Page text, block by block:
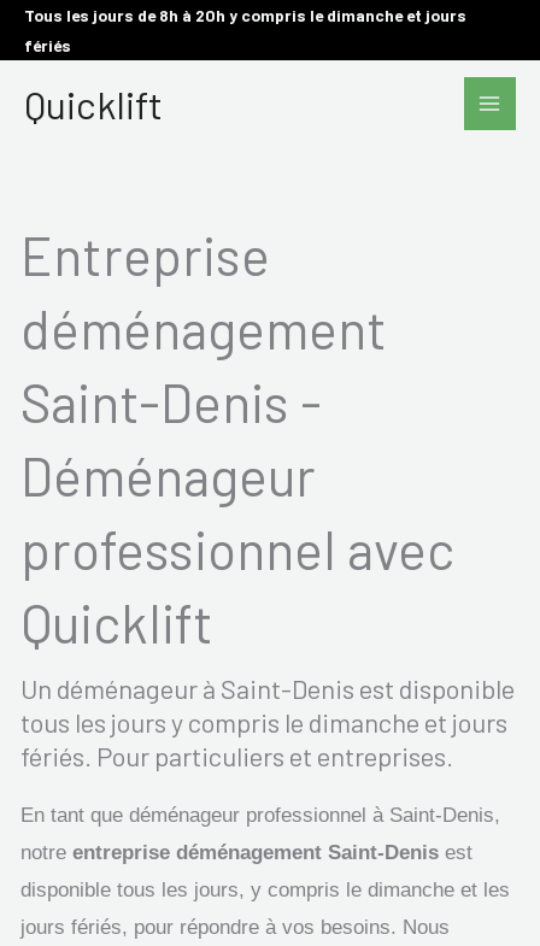
AllerTous les jours de 8h à 20h y compris le dimanche et jours
fériés
Quicklift
Main
Entreprise
déménagement
Saint-Denis -
Déménageur
professionnel avec
Quicklift
Un déménageur à Saint-Denis est disponible
tous les jours y compris le dimanche et jours
fériés. Pour particuliers et entreprises.
En tant que déménageur professionnel à Saint-Denis,
notre entreprise déménagement Saint-Denis est
disponible tous les jours, y compris le dimanche et les
jours fériés, pour répondre à vos besoins. Nous